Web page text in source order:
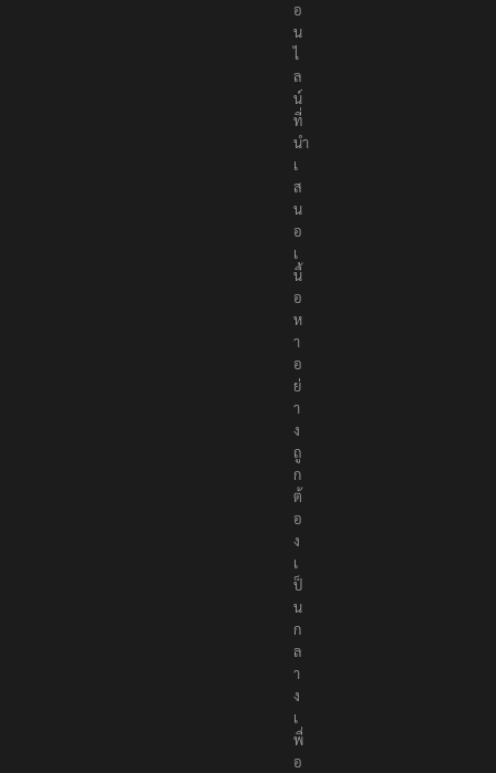
อ
น
ไ
ล
น์
ที่
นำ
เ
ส
น
อ
เ
นื้
อ
ห
า
อ
ย่
า
ง
ถู
ก
ต้
อ
ง
เ
ป็
น
ก
ล
า
ง
เ
พื่
อ